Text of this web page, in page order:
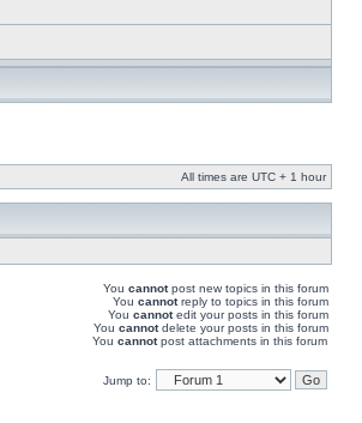
All times are UTC + 1 hour
You cannotpost new topics in this forum
You cannotreply to topics in this forum
You cannotedit your posts in this forum
You cannotdelete your posts in this forum
You cannotpost attachments in this forum
Jump to: